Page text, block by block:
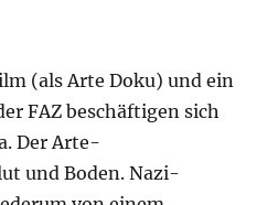
(als Arte Doku) und ein
FAZ beschäftigen sich
Der Arte-
und Boden. Nazi-